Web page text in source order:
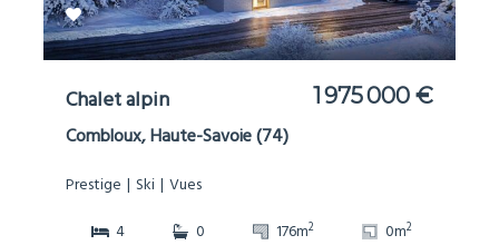
Chalet alpin 1 975 000 €
Combloux, Haute-Savoie (74)
Prestige Ski Vues
4
0 176m2 0m2